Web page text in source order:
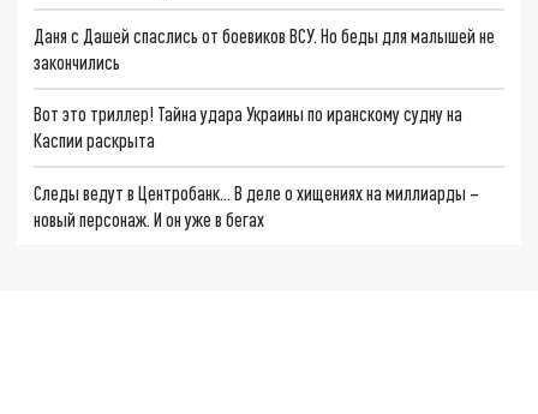
Даня с Дашей спаслись от боевиков ВСУ. Но беды для малышей не
закончились
Вот это триллер! Тайна удара Украины по иранскому судну на
Каспии раскрыта
Следы ведут в Центробанк… В деле о хищениях на миллиарды –
новый персонаж. И он уже в бегах